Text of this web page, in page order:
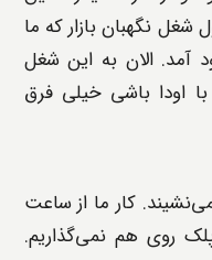
نگهبان بازار که ما
آمد. الان به این شغل
اودا باشی خیلی فرق
کار ما از ساعت
روی هم نمی‌گذاریم.